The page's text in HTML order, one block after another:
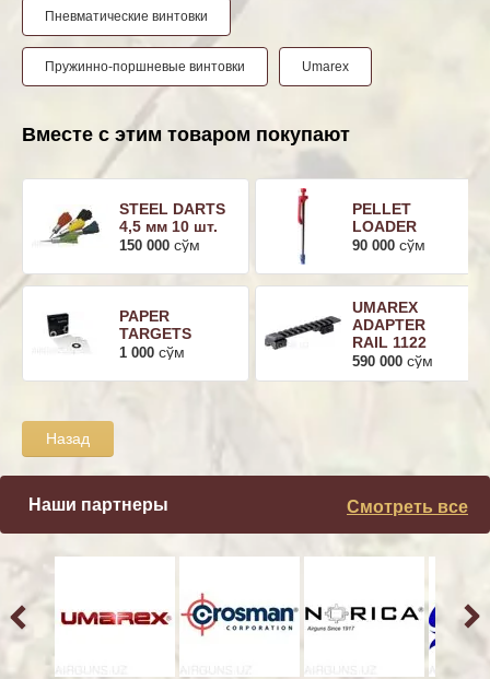
Пневматические винтовки
Пружинно-поршневые винтовки Umarex
Вместе с этим товаром покупают
STEEL DARTS
4,5 мм 10 шт.
150 000 сўм
PELLET
LOADER
90 000 сўм
PAPER
TARGETS
1 000 сўм
UMAREX
ADAPTER
RAIL 1122
590 000 сўм
Назад
Наши партнеры Смотреть все